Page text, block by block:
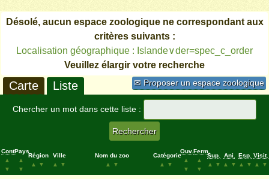
Désolé, aucun espace zoologique ne correspondant aux
critères suivants :
Localisation géographique : Islande∨der=spec_c_order
Veuillez élargir votre recherche
✉ Proposer un espace zoologique
Carte Liste
Chercher un mot dans cette liste :
Cont.
▲
▼
Pays
▲
▼
Région
▲
▼
Ville
▲
▼
Nom du zoo
▲
▼
Catégorie
▲
▼
Ouv.
▲
▼
Ferm.
▲
▼
Sup.
▲
▼
Ani.
▲
▼
Esp.
▲
▼
Visit.
▲
▼